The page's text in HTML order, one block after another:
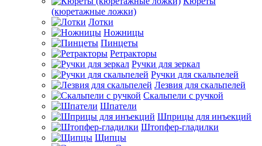
(кюретажные ложки)
Лотки
Ножницы
Пинцеты
Ретракторы
Ручки для зеркал
Ручки для скальпелей
Лезвия для скальпелей
Скальпели с ручкой
Шпатели
Шприцы для инъекций
Штопфер-гладилки
Щипцы